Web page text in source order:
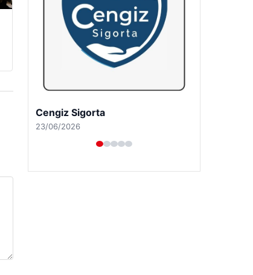
Hastaş Beton
26/05/2026